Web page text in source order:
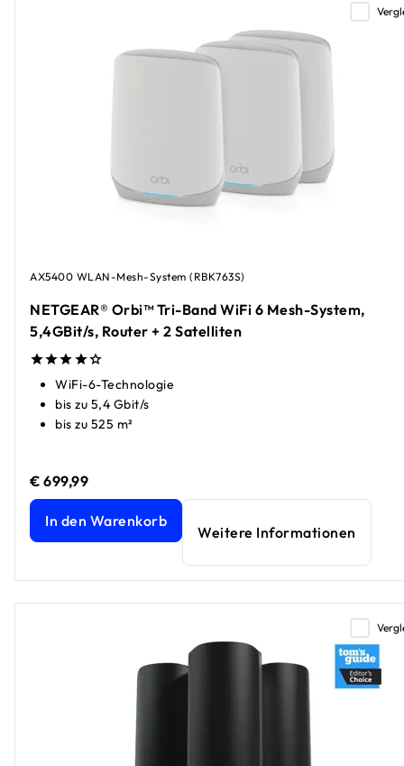
AX5400 WLAN-Mesh-System (RBK763S)
NETGEAR® Orbi™ Tri-Band WiFi 6 Mesh-System,
5,4GBit/s, Router + 2 Satelliten
WiFi-6-Technologie
bis zu 5,4 Gbit/s
bis zu 525 m²
€ 699,99
NETGEAR® Orbi™ Tri-Band WiFi 6 Mesh-System, 5,4GBit/
In den Warenkorb
Weitere Informationen